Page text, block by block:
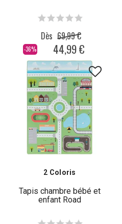
-36%
Dès 69,99 €
44,99 €
2 Coloris
Tapis chambre bébé et
enfant Road